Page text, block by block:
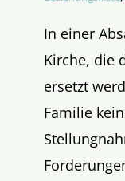
In einer
Kirche, die
ersetzt
Familie